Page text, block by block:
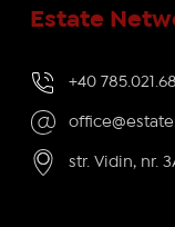
Estate
+40
str. Vidin, nr.